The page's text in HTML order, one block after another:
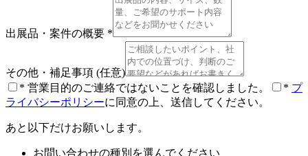
出展品・案件の概要 *
その他・補足事項 (任意)
* 営業目的のご連絡ではないことを確認しました。 * プ
ライバシーポリシーに同意の上、送信してください。
あと以下だけお願いします。
お問い合わせの種別を選んでください